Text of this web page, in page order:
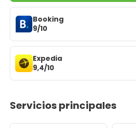
Booking
9/10
Expedia
9,4/10
Servicios principales